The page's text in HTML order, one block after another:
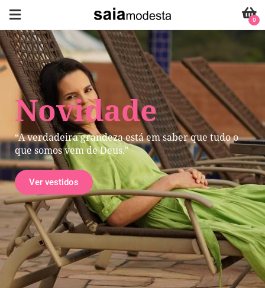
Novidade
“A verdadeira grandeza está em saber que tudo o
que somos vem de Deus."
Ver vestidos
0